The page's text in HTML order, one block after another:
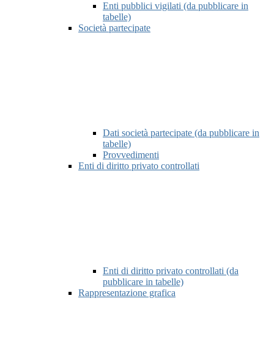
Enti pubblici vigilati (da pubblicare in
tabelle)
Società partecipate
Dati società partecipate (da pubblicare in
tabelle)
Provvedimenti
Enti di diritto privato controllati
Enti di diritto privato controllati (da
pubblicare in tabelle)
Rappresentazione grafica